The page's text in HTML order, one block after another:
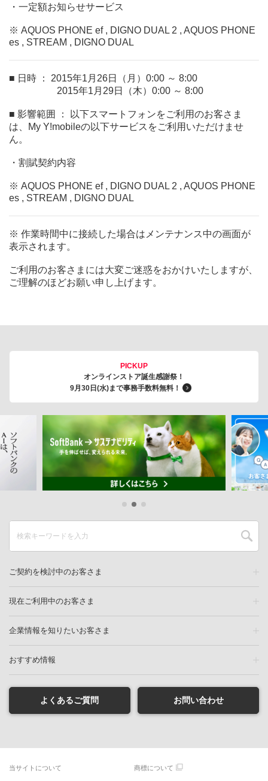
・一定額お知らせサービス
※ AQUOS PHONE ef , DIGNO DUAL 2 , AQUOS PHONE
es , STREAM , DIGNO DUAL
■ 日時 ： 2015年1月26日（月）0:00 ～ 8:00
2015年1月29日（木）0:00 ～ 8:00
■ 影響範囲 ： 以下スマートフォンをご利用のお客さま
は、My Y!mobileの以下サービスをご利用いただけませ
ん。
・割賦契約内容
※ AQUOS PHONE ef , DIGNO DUAL 2 , AQUOS PHONE
es , STREAM , DIGNO DUAL
※ 作業時間中に接続した場合はメンテナンス中の画面が
表示されます。
ご利用のお客さまには大変ご迷惑をおかけいたしますが、
ご理解のほどお願い申し上げます。
PICKUP
オンラインストア誕生感謝祭！
9月30日(水)まで事務手数料無料！
ご契約を検討中のお客さま
現在ご利用中のお客さま
企業情報を知りたいお客さま
おすすめ情報
よくあるご質問 お問い合わせ
当サイトについて 商標について